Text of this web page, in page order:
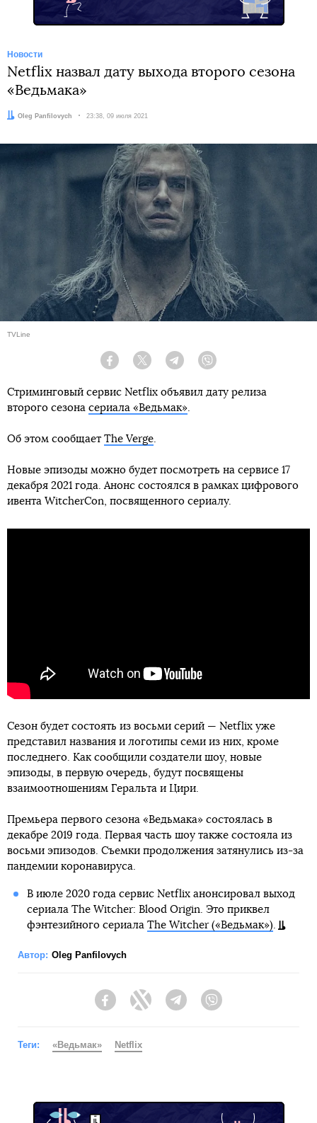
Новости
Netflix назвал дату выхода второго сезона
«Ведьмака»
Автор:
Oleg Panfilovych Дата:
23:38, 09 июля 2021
TVLine
Facebook Twitter Telegram
Стриминговый сервис Netflix объявил дату релиза
второго сезона сериала «Ведьмак»
Об этом сообщает The Verge
Новые эпизоды можно будет посмотреть на сервисе 17
декабря 2021 года. Анонс состоялся в рамках цифрового
ивента WitcherCon, посвященного сериалу.
Сезон будет состоять из восьми серий — Netflix уже
представил названия и логотипы семи из них, кроме
последнего. Как сообщили создатели шоу, новые
эпизоды, в первую очередь, будут посвящены
взаимоотношениям Геральта и Цири.
Премьера первого сезона «Ведьмака» состоялась в
декабре 2019 года. Первая часть шоу также состояла из
восьми эпизодов. Съемки продолжения затянулись из-за
пандемии коронавируса.
В июле 2020 года сервис Netflix анонсировал выход
сериала The Witcher: Blood Origin. Это приквел
фэнтезийного сериала The Witcher («Ведьмак»)
Автор: Oleg Panfilovych
FacebookTwitter Telegram
Теги: «Ведьмак» Netflix